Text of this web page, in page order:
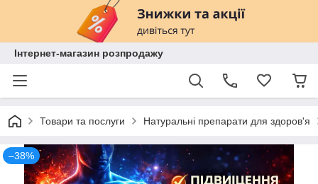
Інтернет-магазин розпродажу
Товари та послуги Натуральні препарати для здоров'я
–38%